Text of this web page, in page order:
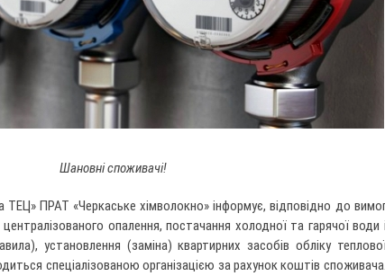
Шановні споживачі!
ТЕЦ» ПРАТ «Черкаське хімволокно» інформує, відповідно до
опалення, постачання холодної та гарячої води і
установлення (заміна) квартирних засобів обліку
спеціалізованою організацією за рахунок коштів споживача.